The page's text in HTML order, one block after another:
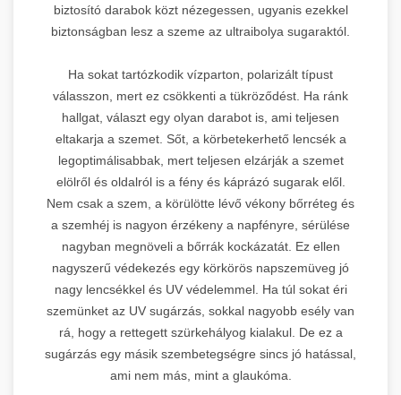
biztosító darabok közt nézegessen, ugyanis ezekkel
biztonságban lesz a szeme az ultraibolya sugaraktól.
Ha sokat tartózkodik vízparton, polarizált típust
válasszon, mert ez csökkenti a tükröződést. Ha ránk
hallgat, választ egy olyan darabot is, ami teljesen
eltakarja a szemet. Sőt, a körbetekerhető lencsék a
legoptimálisabbak, mert teljesen elzárják a szemet
elölről és oldalról is a fény és káprázó sugarak elől.
Nem csak a szem, a körülötte lévő vékony bőrréteg és
a szemhéj is nagyon érzékeny a napfényre, sérülése
nagyban megnöveli a bőrrák kockázatát. Ez ellen
nagyszerű védekezés egy körkörös napszemüveg jó
nagy lencsékkel és UV védelemmel. Ha túl sokat éri
szemünket az UV sugárzás, sokkal nagyobb esély van
rá, hogy a rettegett szürkehályog kialakul. De ez a
sugárzás egy másik szembetegségre sincs jó hatással,
ami nem más, mint a glaukóma.